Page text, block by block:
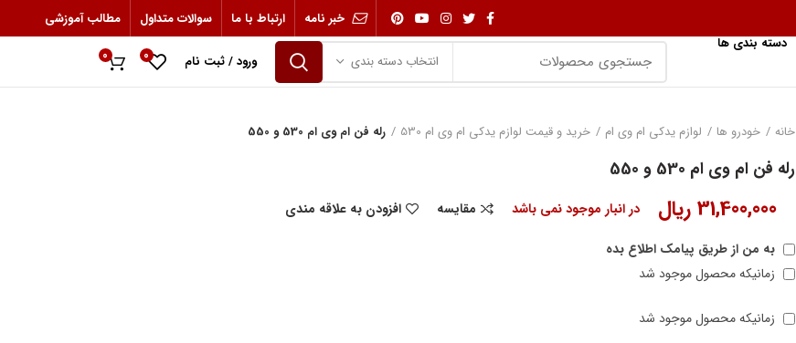
خبر نامه ارتباط با ما سوالات متداول
مطالب آموزشی
دسته بندی ها
انتخاب دسته بندی ورود / ثبت نام 0
0
خانه خودرو ها لوازم یدکی ام وی ام خرید و قیمت لوازم یدکی ام وی ام 530 رله فن ام وی ام 530 و 550
رله فن ام وی ام 530 و 550
31,400,000 ریال در انبار موجود نمی باشد مقایسه
افزودن به علاقه مندی
به من از طریق پیامک اطلاع بده
زمانیکه محصول موجود شد
زمانیکه محصول موجود شد